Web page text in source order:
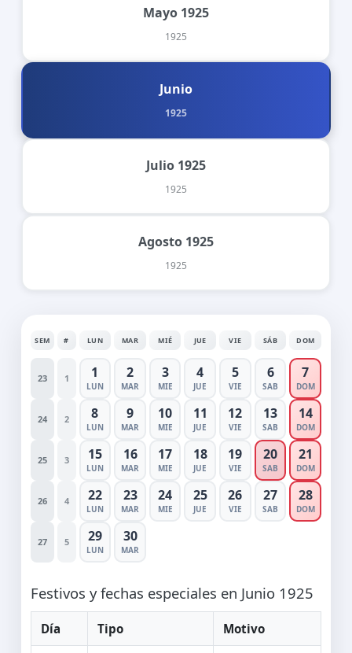
Mayo 1925
1925
Junio
1925
Julio 1925
1925
Agosto 1925
1925
SEM # LUN MAR MIÉ JUE VIE SÁB DOM
23 1 1
LUN
2
MAR
3
MIE
4
JUE
5
VIE
6
SAB
7
DOM
24 2 8
LUN
9
MAR
10
MIE
11
JUE
12
VIE
13
SAB
14
DOM
25 3 15
LUN
16
MAR
17
MIE
18
JUE
19
VIE
20
SAB
21
DOM
26 4 22
LUN
23
MAR
24
MIE
25
JUE
26
VIE
27
SAB
28
DOM
27 5 29
LUN
30
MAR
Festivos y fechas especiales en Junio 1925
Día Tipo Motivo